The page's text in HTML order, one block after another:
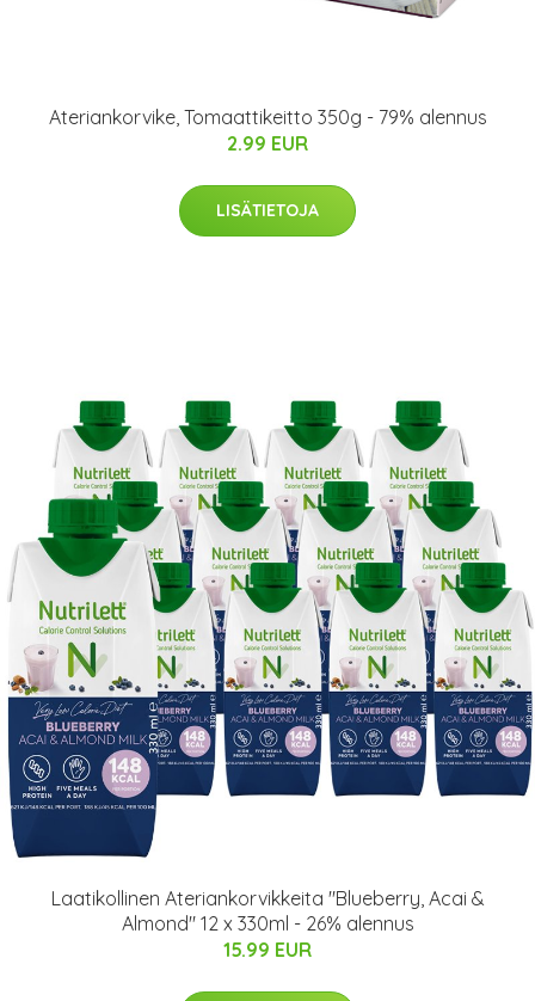
Ateriankorvike, Tomaattikeitto 350g - 79% alennus
2.99 EUR
LISÄTIETOJA
Laatikollinen Ateriankorvikkeita "Blueberry, Acai &
Almond" 12 x 330ml - 26% alennus
15.99 EUR